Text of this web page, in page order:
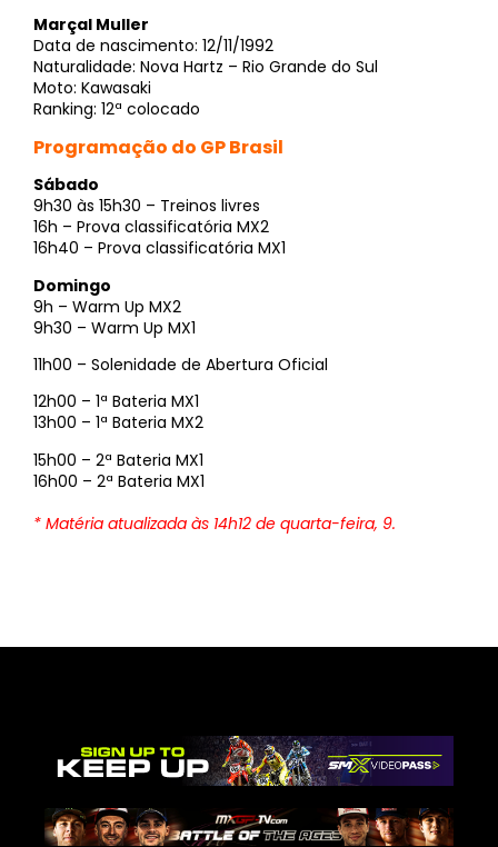
Marçal Muller
Data de nascimento: 12/11/1992
Naturalidade: Nova Hartz – Rio Grande do Sul
Moto: Kawasaki
Ranking: 12ª colocado
Programação do GP Brasil
Sábado
9h30 às 15h30 – Treinos livres
16h – Prova classificatória MX2
16h40 – Prova classificatória MX1
Domingo
9h – Warm Up MX2
9h30 – Warm Up MX1
11h00 – Solenidade de Abertura Oficial
12h00 – 1ª Bateria MX1
13h00 – 1ª Bateria MX2
15h00 – 2ª Bateria MX1
16h00 – 2ª Bateria MX1
* Matéria atualizada às 14h12 de quarta-feira, 9.